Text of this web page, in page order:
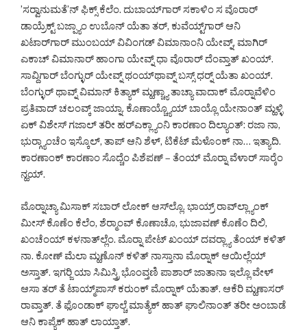
’ಸರ್‍ವಾನುಮತೆ’ನ್ ಫಿಕ್ಸ್ ಕೆಲೆಂ. ದುಬಾಯ್‌ಗಾರ್ ಸಕಾಳಿಂ ಸ ವೊರಾರ್
ಡಾಯ್ರೆಕ್ಟ್ ಬಜ್ಪ್ಯಾಂ ಉಬೊನ್ ಯೆತಾ ತರ್, ಕುವೆಯ್ಟ್‌ಗಾರ್ ಆನಿ
ಖಟಾರ್‌ಗಾರ್ ಮುಂಬಯ್ ವಿವಿಂಗಡ್ ವಿಮಾನಾಂನಿ ಯೇವ್ನ್, ಮಾಗಿರ್
ಎಕಾಚ್ ವಿಮಾನಾರ್ ಹಾಂಗಾ ಯೇವ್ನ್ ಧಾ ವೊರಾರ್ ದೆಂವ್ತಾತ್ ಖಂಯ್.
ಸಾವ್ದಿಗಾರ್ ಬೆಂಗ್ಳುರ್ ಯೇವ್ನ್ ಥಂಯ್‌ಥಾವ್ನ್ ಬಸ್ಸ್ ಧರ್‍ನ್ ಯೆತಾ ಖಂಯ್.
ಬೆಂಗ್ಳುರ್ ಥಾವ್ನ್ ವಿಮಾನ್ ಕಿತ್ಯಾಕ್ ಮ್ಹಣ್ಚ್ಯಾ ತಾಚ್ಯಾ ವಾದಾಕ್ ಮೊರ್‍ನಾವೆಳಿಂ
ಪ್ರತಿವಾದ್ ಚಲಂವ್ಕ್ ಜಾಯ್ನಾ. ಕೊಣಾಯ್ಚ್ಯೊಯ್ ಬಾಯ್ಲೊ ಯೇನಾಂತ್ ಮ್ಹಳ್ಳಿ
ಏಕ್ ವಿಶೇಸ್ ಗಜಾಲ್ ತರೀ ಹರ್‌ಎಕ್ಲ್ಯಾಂನಿ ಕಾರಣಾಂ ದಿಲ್ಯಾಂತ್: ರಜಾ ನಾ,
ಭುರ್‍ಗ್ಯಾಂಚೆಂ ಇಸ್ಕೊಲ್, ತಾಪ್ ಆನಿ ಶೆಳ್, ಟಿಕೆಟ್ ಮೆಳೊಂಕ್ ನಾ… ಇತ್ಯಾದಿ.
ಕಾರಣಾಂಕ್ ಕಾರಣಾಂ ಸೊದ್ಚೆಂ ಪಿಶೆಪಣ್ – ತೆಂಯ್ ಮೊರ್‍ನಾ ವೆಳಾರ್ ಸಾರ್‍ಕೆಂ
ನ್ಹಯ್.
ಮೊರ್‍ನಾಚ್ಯಾ ಮಿಸಾಕ್ ಸಬಾರ್ ಲೋಕ್ ಆಸ್‌ಲ್ಲೊ. ಭಾಯ್ರ್ ರಾವ್‌ಲ್ಲ್ಯಾಂಕ್
ಮೀಸ್ ಕೊಣೆಂ ಕೆಲೆಂ, ಶೆರ್‍ಮಾಂವ್ ಕೊಣಾಚೊ, ಭುಜಾವಣ್ ಕೊಣೆಂ ದಿಲಿ,
ಖಂಚೆಂಯ್ ಕಳನಾತ್‌ಲ್ಲೆಂ. ಮೊರ್‍ನಾ ಪೇಟ್ ಖಂಯ್ ದವರ್‍ಲ್ಯಾ ತೆಂಯ್ ಕಳಿತ್
ನಾ. ಕೋಣ್ ಮೆಲಾ ಮ್ಹಣೊನ್ ಕಳಿತ್ ನಾಸ್ತಾನಾ ಮೊರ್‍ನಾಕ್ ಆಯಿಲ್ಲೆಯ್
ಅಸ್ತಾತ್. ಇಗರ್‍ಜಿ ಯಾ ಸಿಮಿಸ್ತ್ರಿ ಭೊಂವ್ತಣಿ ಪಾಶಾರ್ ಜಾತಾನಾ ಇಲ್ಲೊ ವೇಳ್
ಆಸಾ ತರ್ ತೆ ಟಾಯ್ಮ್‌ಪಾಸ್ ಕರುಂಕ್ ಮೊರ್‍ನಾಕ್ ಯೆತಾತ್. ಆಕೆರಿ ಮ್ಹಣಾಸರ್
ರಾವ್ತಾತ್. ತೆ ಫೊಂಡಾಕ್ ಘಾಲ್ಚೆ ಮಾತ್ಯೆಕ್ ಹಾತ್ ಘಾಲಿನಾಂತ್ ತರೀ ಅಂಬಾಡೆ
ಆನಿ ಕಾಪ್ಯೆಕ್ ಹಾತ್ ಲಾಯ್ತಾತ್.